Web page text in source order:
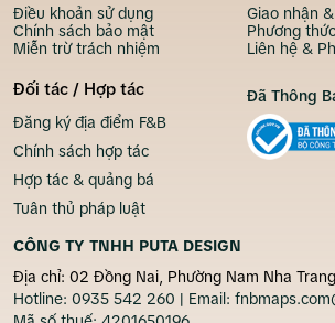
Điều khoản sử dụng
Chính sách bảo mật
Miễn trừ trách nhiệm
Giao nhận
Phương
Liên hệ &
Đối tác / Hợp tác
Đăng ký địa điểm F&B
Chính sách hợp tác
Hợp tác & quảng bá
Tuân thủ pháp luật
CÔNG TY TNHH PUTA DESIGN
Địa chỉ: 02 Đồng Nai, Phường Nam Nha
Hotline: 0935 542 260 | Email:
Đã Thông